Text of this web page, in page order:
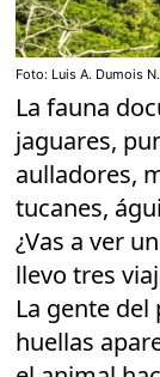
Foto: Luis A. Dumois
La fauna
jaguares,
aulladores,
tucanes,
¿Vas a ver
llevo tres
La gente del
huellas